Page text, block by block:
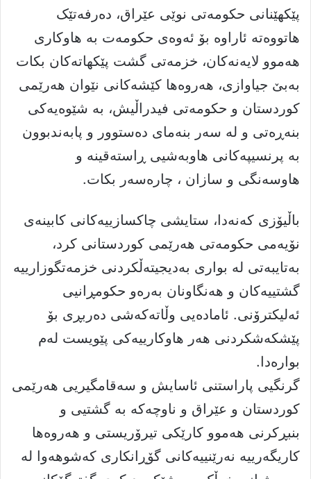
پێکهێنانی حکومەتی نوێی عێراق، دەرفەتێک
هاتووەتە ئاراوە بۆ ئەوەی حکومەت بە هاوکاری
هەموو لایەنەکان، خزمەتی گشت پێکهاتەکان بکات
بەبێ جیاوازی، هەروەها کێشەکانی نێوان هەرێمی
کوردستان و حکومەتی فیدراڵیش، بە شێوەیەکی
بنەڕەتی و لە سەر بنەمای دەستوور و پابەندبوون
بە پرنسیپەکانی هاوبەشیی ڕاستەقینە و
هاوسەنگی و سازان ، چارەسەر بکات.
باڵیۆزی کەنەدا، ستایشی چاکسازییەکانی کابینەی
نۆیەمی حکومەتی هەرێمی کوردستانی کرد،
بەتایبەتی لە بواری بەدیجیتەڵکردنی خزمەتگوزارییە
گشتییەکان و هەنگاونان بەرەو حکومڕانیی
ئەلیکترۆنی. ئامادەیی وڵاتەکەشی دەربڕی بۆ
پێشکەشکردنی هەر هاوکارییەکی پێویست لەم
بوارەدا.
گرنگیی پاراستنی ئاسایش و سەقامگیریی هەرێمی
کوردستان و عێراق و ناوچەکە بە گشتیی و
بنبڕکرنی ھەموو کارێکی تیرۆریستی و ھەروەھا
کاریگەرییە نەرێنییەکانی گۆڕانکاری کەشوهەوا لە